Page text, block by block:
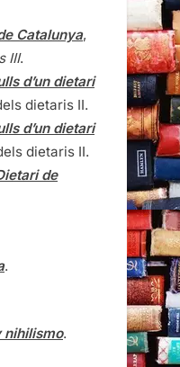
Catalunya,
III.
d’un dietari
dietaris II.
d’un dietari
dietaris II.
de
.
nihilismo.